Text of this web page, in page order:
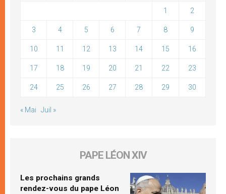
1 2
3 4 5 6 7 8 9
10 11 12 13 14 15 16
17 18 19 20 21 22 23
24 25 26 27 28 29 30
« Mai Juil »
PAPE LÉON XIV
Les prochains grands
rendez-vous du pape Léon